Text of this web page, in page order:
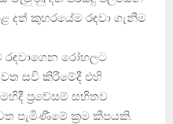
දත් කුහරයේම රඳවා ගැනීම
රඳවාගෙන රෝහලට
සවි කිරීමේදී එහි
ප‍්‍රවේසම් සහිතව
පැමිණීමේ ක‍්‍රම කීපයකි.